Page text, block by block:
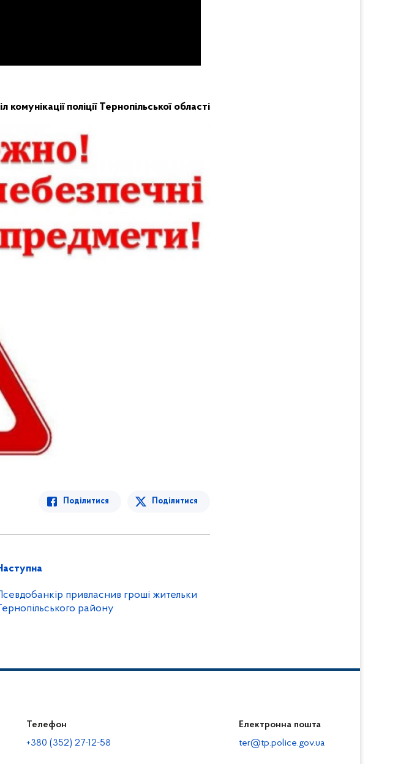
комунікації поліції Тернопільської області
Поділитися Поділитися
привласнив гроші жительки
району
Телефон
+380 (352) 27-12-58
Електронна пошта
ter@tp.police.gov.ua